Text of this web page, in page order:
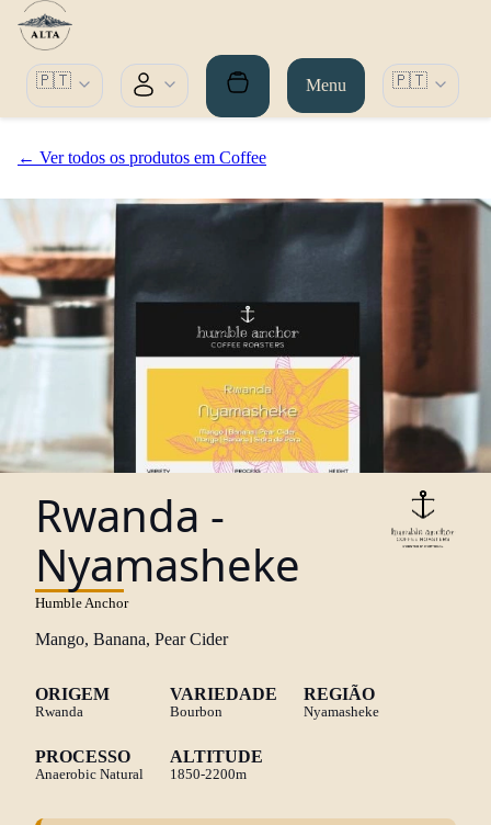
🇵🇹 Menu 🇵🇹
← Ver todos os produtos em Coffee
Rwanda -
Nyamasheke
Humble Anchor
Mango, Banana, Pear Cider
ORIGEM
Rwanda
VARIEDADE
Bourbon
REGIÃO
Nyamasheke
PROCESSO
Anaerobic Natural
ALTITUDE
1850-2200m